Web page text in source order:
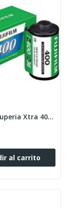
Fujifilm Superia Xtra 400/36
al carrito